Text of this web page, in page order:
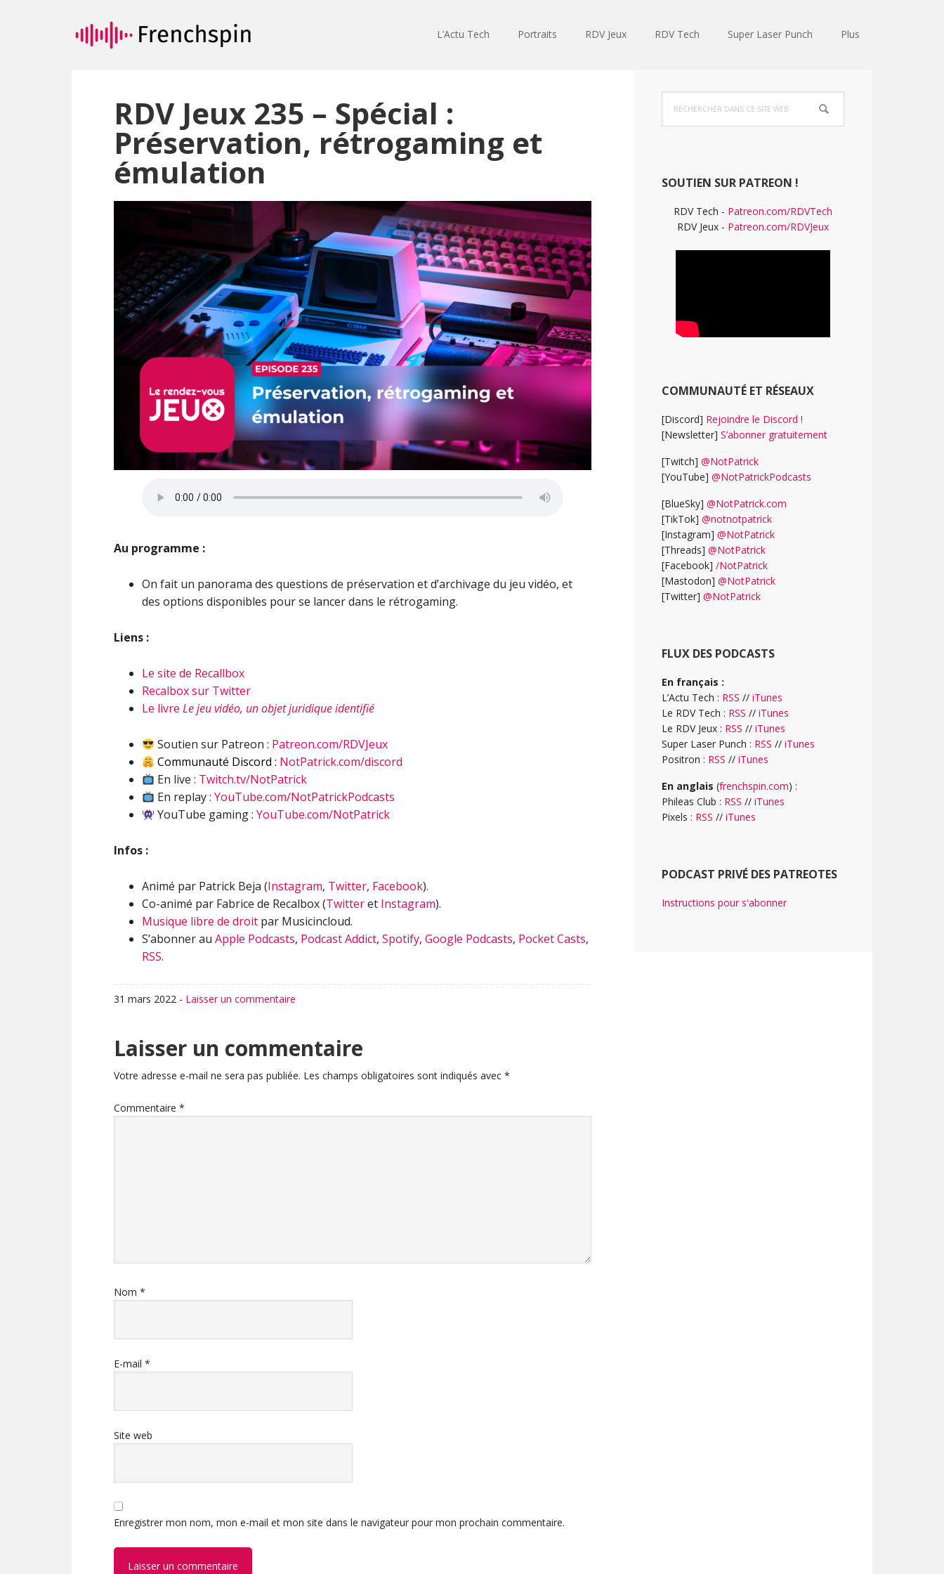
au
contenu
la
L’Actu Tech Portraits RDV Jeux RDV Tech Super Laser Punch Plus
RDV Jeux 235 – Spécial :
Préservation, rétrogaming et
émulation
Au programme :
On fait un panorama des questions de préservation et d’archivage du jeu vidéo, et
des options disponibles pour se lancer dans le rétrogaming.
Liens :
Le site de Recallbox
Recalbox sur Twitter
Le livre Le jeu vidéo, un objet juridique identifié
Soutien sur Patreon : Patreon.com/RDVJeux
Communauté Discord : NotPatrick.com/discord
En live : Twitch.tv/NotPatrick
En replay :YouTube.com/NotPatrickPodcasts
YouTube gaming :YouTube.com/NotPatrick
Infos :
Animé par Patrick Beja (Instagram, Twitter, Facebook).
Co-animé par Fabrice de Recalbox (Twitteret Instagram).
Musique libre de droit par Musicincloud.
S’abonner au Apple Podcasts, Podcast Addict, Spotify, Google Podcasts, Pocket Casts,
RSS.
31 mars 2022 - Laisser un commentaire
Interactions
du
lecteur
Laisser un commentaire
Votre adresse e-mail ne sera pas publiée. Les champs obligatoires sont indiqués avec *
Commentaire *
Nom *
E-mail *
Site web
Enregistrer mon nom, mon e-mail et mon site dans le navigateur pour mon prochain commentaire.
Barre
latérale
dans
ce
SOUTIEN SUR PATREON !
RDV Tech - Patreon.com/RDVTech
RDV Jeux - Patreon.com/RDVJeux
COMMUNAUTÉ ET RÉSEAUX
[Discord] Rejoindre le Discord !
[Newsletter] S’abonner gratuitement
[Twitch] @NotPatrick
[YouTube] @NotPatrickPodcasts
[BlueSky] @NotPatrick.com
[TikTok] @notnotpatrick
[Instagram] @NotPatrick
[Threads] @NotPatrick
[Facebook] /NotPatrick
[Mastodon] @NotPatrick
[Twitter] @NotPatrick
FLUX DES PODCASTS
En français :
L’Actu Tech : RSS // iTunes
Le RDV Tech : RSS // iTunes
Le RDV Jeux : RSS // iTunes
Super Laser Punch : RSS // iTunes
Positron : RSS // iTunes
En anglais (frenchspin.com) :
Phileas Club : RSS // iTunes
Pixels : RSS // iTunes
PODCAST PRIVÉ DES PATREOTES
Instructions pour s'abonner